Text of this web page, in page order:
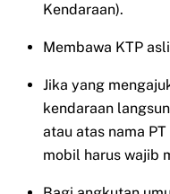
Kendaraan).
Membawa KTP
Jika yang
kendaraan
atau atas nama
mobil harus wajib